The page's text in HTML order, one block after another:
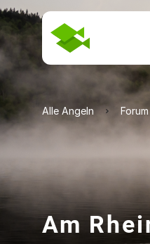
Alle Angeln Forum
Am